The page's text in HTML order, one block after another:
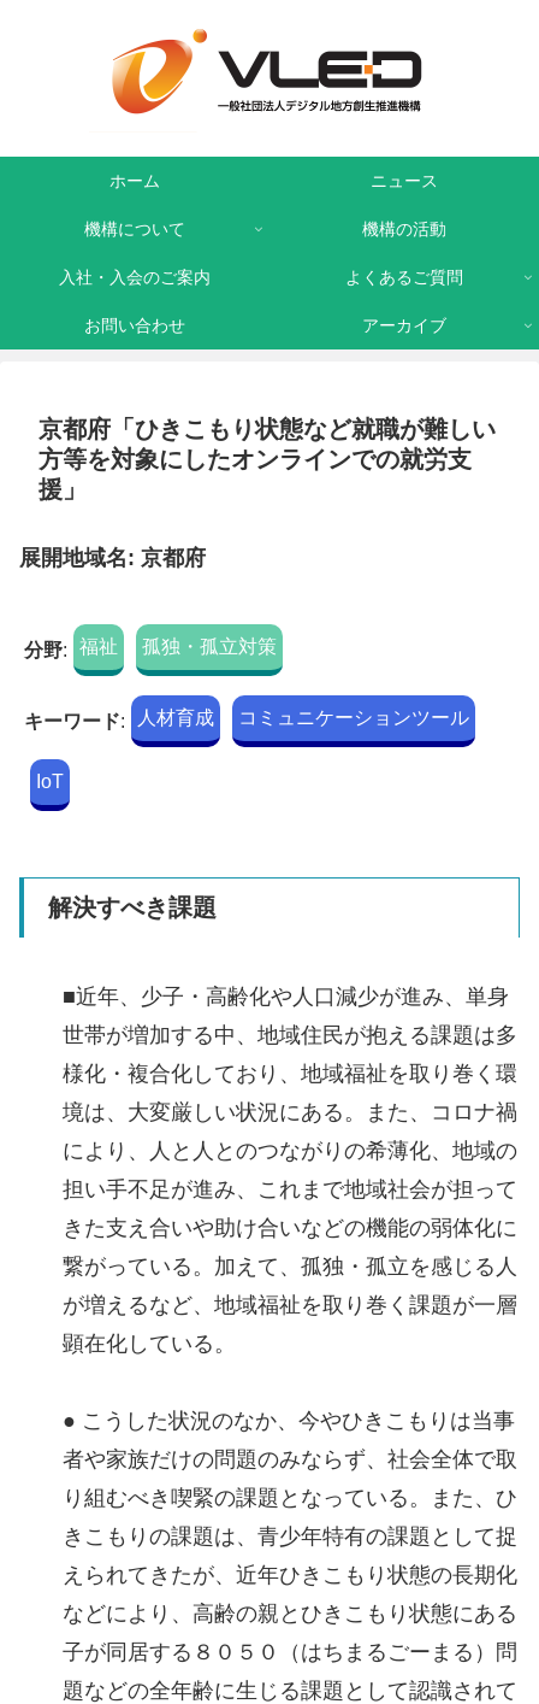
ホーム ニュース
機構について 機構の活動
入社・入会のご案内 よくあるご質問
お問い合わせ アーカイブ
京都府「ひきこもり状態など就職が難しい
方等を対象にしたオンラインでの就労支
援」
展開地域名: 京都府
分野: 福祉 孤独・孤立対策
キーワード: 人材育成 コミュニケーションツール
IoT
解決すべき課題
■近年、少子・高齢化や人口減少が進み、単身
世帯が増加する中、地域住民が抱える課題は多
様化・複合化しており、地域福祉を取り巻く環
境は、大変厳しい状況にある。また、コロナ禍
により、人と人とのつながりの希薄化、地域の
担い手不足が進み、これまで地域社会が担って
きた支え合いや助け合いなどの機能の弱体化に
繋がっている。加えて、孤独・孤立を感じる人
が増えるなど、地域福祉を取り巻く課題が一層
顕在化している。
● こうした状況のなか、今やひきこもりは当事
者や家族だけの問題のみならず、社会全体で取
り組むべき喫緊の課題となっている。また、ひ
きこもりの課題は、青少年特有の課題として捉
えられてきたが、近年ひきこもり状態の長期化
などにより、高齢の親とひきこもり状態にある
子が同居する８０５０（はちまるごーまる）問
題などの全年齢に生じる課題として認識されて